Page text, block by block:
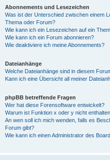
Abonnements und Lesezeichen
Was ist der Unterschied zwischen einem
Thema oder Forum?
Wie kann ich ein Lesezeichen auf ein
Wie kann ich ein Forum abonnieren?
Wie deaktiviere ich meine Abonnements?
Dateianhänge
Welche Dateianhänge sind in diesem
Kann ich eine Übersicht all meiner
phpBB betreffende Fragen
Wer hat diese Forensoftware entwickelt?
Warum ist Funktion x oder y nicht
An wen soll ich mich wenden, falls es
Forum gibt?
Wie kann ich einen Administrator des